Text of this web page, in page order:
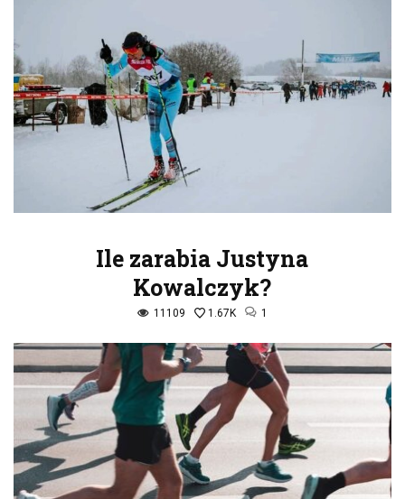
Ile zarabia Justyna
Kowalczyk?
11109 1.67K 1